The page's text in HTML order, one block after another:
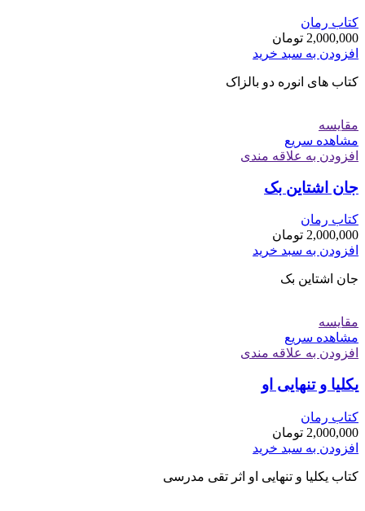
کتاب رمان
2,000,000 تومان
افزودن به سبد خرید
کتاب های انوره دو بالزاک
مقایسه
مشاهده سریع
افزودن به علاقه مندی
جان اشتاین بک
کتاب رمان
2,000,000 تومان
افزودن به سبد خرید
جان اشتاین بک
مقایسه
مشاهده سریع
افزودن به علاقه مندی
یکلیا و تنهایی او
کتاب رمان
2,000,000 تومان
افزودن به سبد خرید
کتاب یکلیا و تنهایی او اثر تقی مدرسی